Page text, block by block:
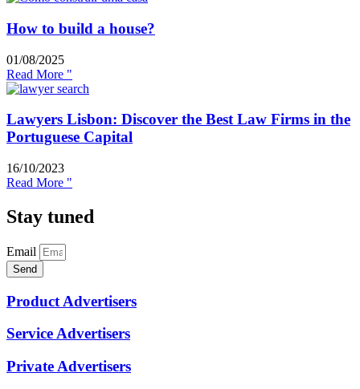
How to build a house?
01/08/2025
Read More "
Lawyers Lisbon: Discover the Best Law Firms in the
Portuguese Capital
16/10/2023
Read More "
Stay tuned
Email
Send
Product Advertisers
Service Advertisers
Private Advertisers